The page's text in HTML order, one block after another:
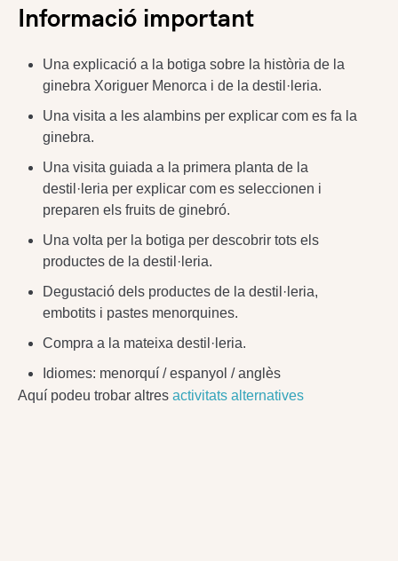
Informació important
Una explicació a la botiga sobre la història de la
ginebra Xoriguer Menorca i de la destil·leria.
Una visita a les alambins per explicar com es fa la
ginebra.
Una visita guiada a la primera planta de la
destil·leria per explicar com es seleccionen i
preparen els fruits de ginebró.
Una volta per la botiga per descobrir tots els
productes de la destil·leria.
Degustació dels productes de la destil·leria,
embotits i pastes menorquines.
Compra a la mateixa destil·leria.
Idiomes: menorquí / espanyol / anglès
Aquí podeu trobar altres activitats alternatives